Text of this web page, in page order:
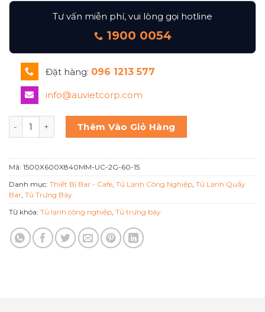
Tư vấn miễn phí, vui lòng gọi hotline
1900 0054
Đặt hàng: 096 1213 577
info@auvietcorp.com
BÀN MÁT 2 CÁNH KÍNH 1500x600x840MM UC 2G 60 15 số
Thêm Vào Giỏ Hàng
Mã: 1500X600X840MM-UC-2G-60-15
Danh mục: Thiết Bị Bar - Cafe Tủ Lạnh Công Nghiệp Tủ Lạnh Quầy
Bar Tủ Trưng Bày
Từ khóa: Tủ lạnh công nghiệp Tủ trưng bày